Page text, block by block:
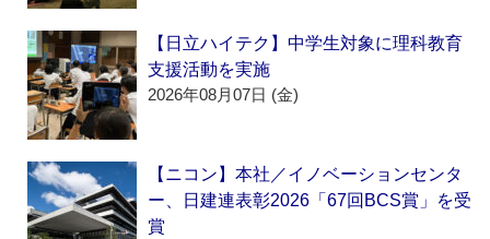
【日立ハイテク】中学生対象に理科教育
支援活動を実施
2026年08月07日 (金)
【ニコン】本社／イノベーションセンタ
ー、日建連表彰2026「67回BCS賞」を受
賞